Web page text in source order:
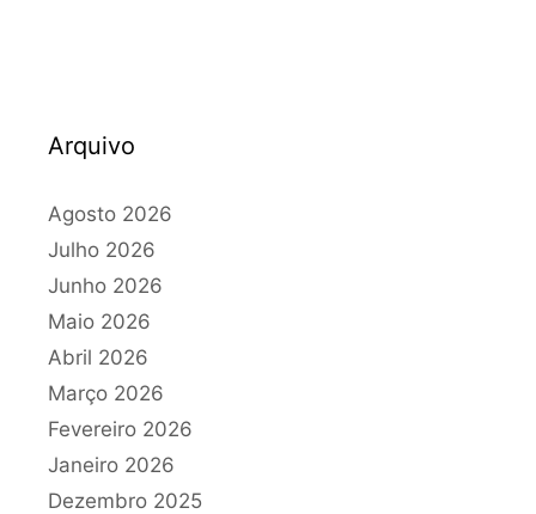
Arquivo
Agosto 2026
Julho 2026
Junho 2026
Maio 2026
Abril 2026
Março 2026
Fevereiro 2026
Janeiro 2026
Dezembro 2025